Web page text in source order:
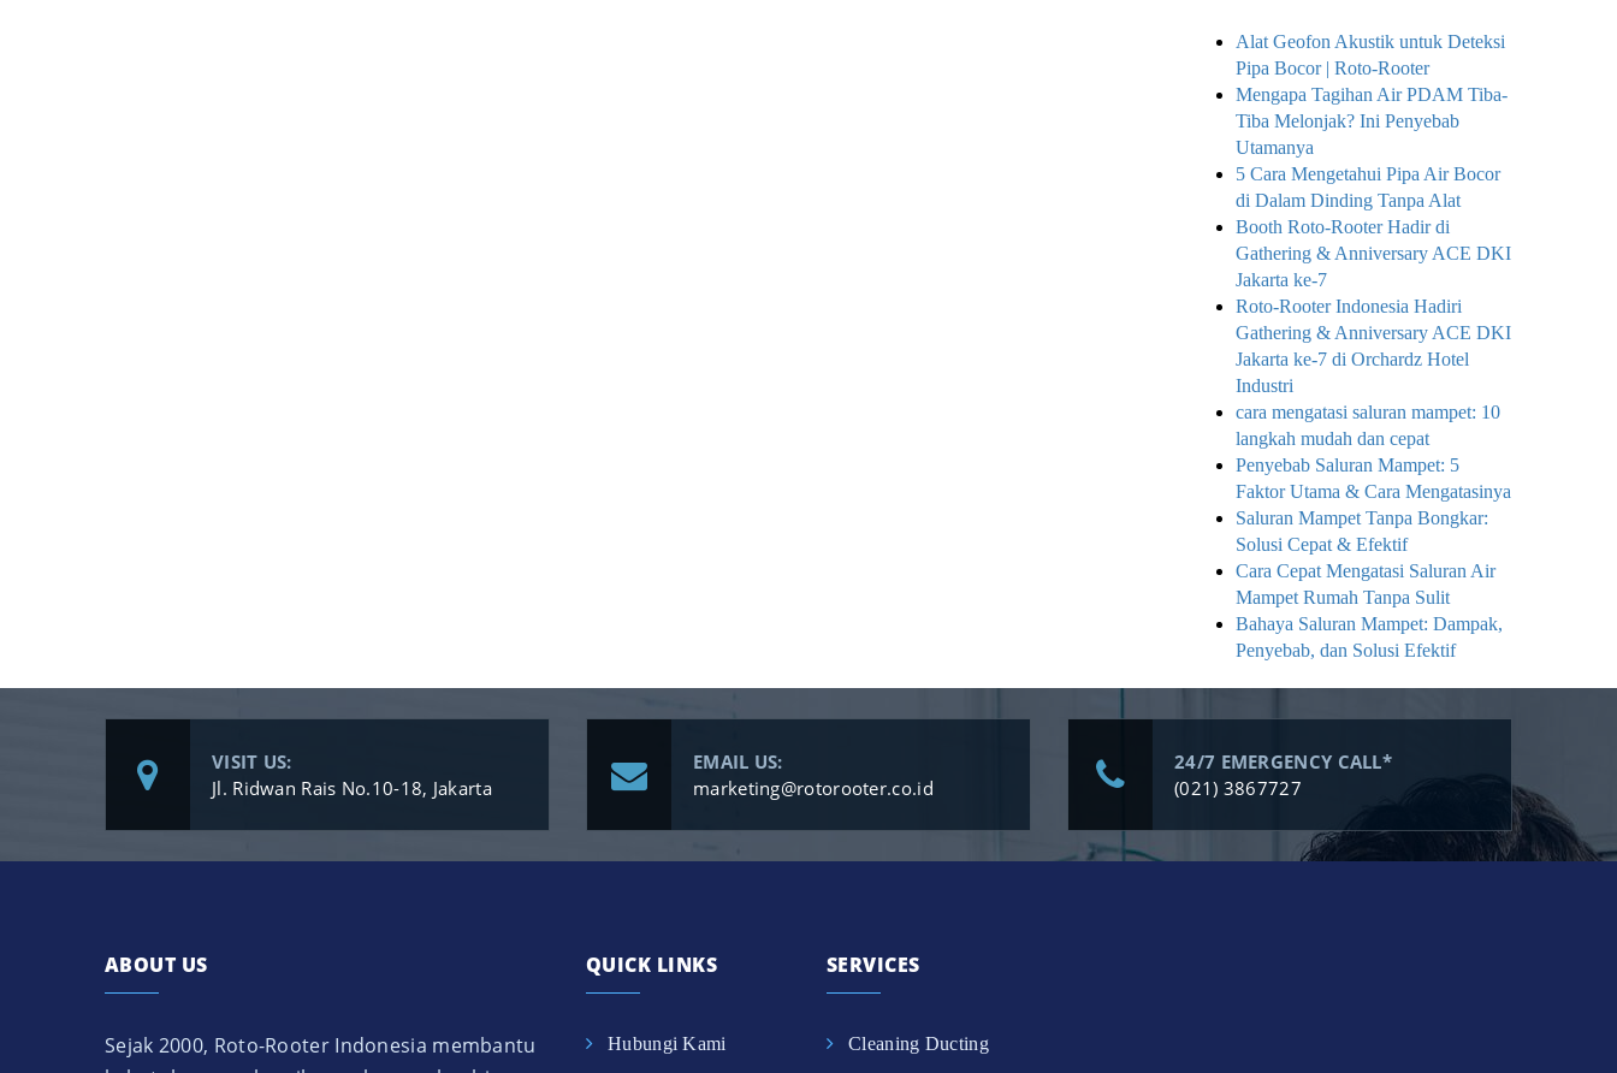
Alat Geofon Akustik untuk Deteksi
Pipa Bocor | Roto-Rooter
Mengapa Tagihan Air PDAM Tiba-
Tiba Melonjak? Ini Penyebab
Utamanya
5 Cara Mengetahui Pipa Air Bocor
di Dalam Dinding Tanpa Alat
Booth Roto-Rooter Hadir di
Gathering & Anniversary ACE DKI
Jakarta ke-7
Roto-Rooter Indonesia Hadiri
Gathering & Anniversary ACE DKI
Jakarta ke-7 di Orchardz Hotel
Industri
cara mengatasi saluran mampet: 10
langkah mudah dan cepat
Penyebab Saluran Mampet: 5
Faktor Utama & Cara Mengatasinya
Saluran Mampet Tanpa Bongkar:
Solusi Cepat & Efektif
Cara Cepat Mengatasi Saluran Air
Mampet Rumah Tanpa Sulit
Bahaya Saluran Mampet: Dampak,
Penyebab, dan Solusi Efektif
VISIT US:
Jl. Ridwan Rais No.10-18, Jakarta
EMAIL US:
marketing@rotorooter.co.id
24/7 EMERGENCY CALL*
(021) 3867727
ABOUT US
Sejak 2000, Roto-Rooter Indonesia membantu
QUICK LINKS
Hubungi Kami
SERVICES
Cleaning Ducting